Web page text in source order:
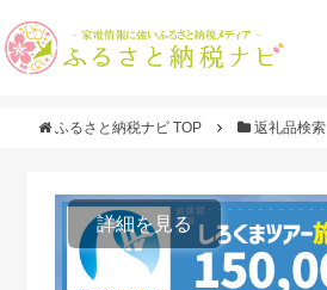
ふるさと納税ナビ TOP 返礼品検索
詳細を見る